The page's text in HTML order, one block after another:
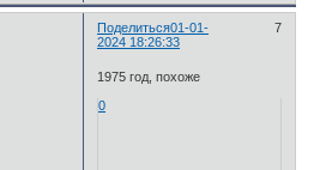
Поделиться 7
01-01-
2024 18:26:33
1975 год, похоже
0